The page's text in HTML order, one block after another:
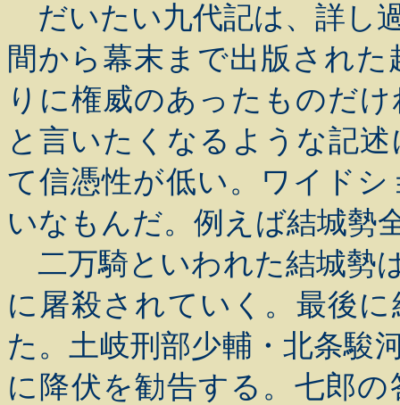
だいたい九代記は、詳し
間から幕末まで出版され
りに権威のあったものだ
と言いたくなるような記
て信憑性が低い。ワイド
いなもんだ。例えば結城勢
二万騎といわれた結城勢
に屠殺されていく。最後
た。土岐刑部少輔・北条駿
に降伏を勧告する。七郎